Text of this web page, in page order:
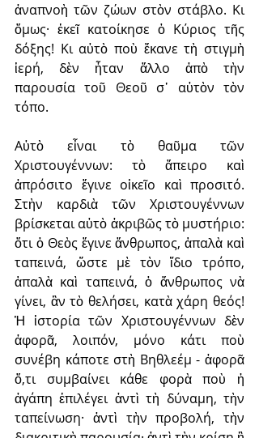
ἀναπνοὴ τῶν ζώων στὸν στάβλο. Κι
ὅμως· ἐκεῖ κατοίκησε ὁ Κύριος τῆς
δόξης! Κι αὐτὸ ποὺ ἔκανε τὴ στιγμὴ
ἱερή, δὲν ἦταν ἄλλο ἀπὸ τὴν
παρουσία τοῦ Θεοῦ σ᾽ αὐτὸν τὸν
τόπο.
Αὐτὸ εἶναι τὸ θαῦμα τῶν
Χριστουγέννων: τὸ ἄπειρο καὶ
ἀπρόσιτο ἔγινε οἰκεῖο καὶ προσιτό.
Στὴν καρδιὰ τῶν Χριστουγέννων
βρίσκεται αὐτὸ ἀκριβῶς τὸ μυστήριο:
ὅτι ὁ Θεὸς ἔγινε ἄνθρωπος, ἁπαλὰ καὶ
ταπεινά, ὥστε μὲ τὸν ἴδιο τρόπο,
ἁπαλὰ καὶ ταπεινά, ὁ ἄνθρωπος νὰ
γίνει, ἂν τὸ θελήσει, κατὰ χάρη θεός!
Ἡ ἱστορία τῶν Χριστουγέννων δὲν
ἀφορᾶ, λοιπόν, μόνο κάτι ποὺ
συνέβη κάποτε στὴ Βηθλεέμ - ἀφορᾶ
ὅ,τι συμβαίνει κάθε φορὰ ποὺ ἡ
ἀγάπη ἐπιλέγει ἀντὶ τὴ δύναμη, τὴν
ταπείνωση· ἀντὶ τὴν προβολή, τὴν